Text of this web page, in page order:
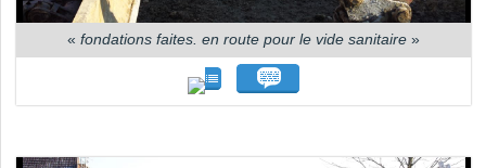
« fondations faites. en route pour le vide sanitaire »